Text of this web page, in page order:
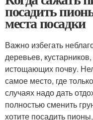
посадить
места посадки
Важно избегать
деревьев,
истощающих почву.
самое место, где
случаях надо дать
полностью сменить
хотите посадить